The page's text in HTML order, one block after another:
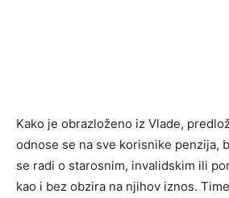
Kako je obrazloženo iz Vlade,
odnose se na sve korisnike penzija,
se radi o starosnim, invalidskim ili
kao i bez obzira na njihov iznos.